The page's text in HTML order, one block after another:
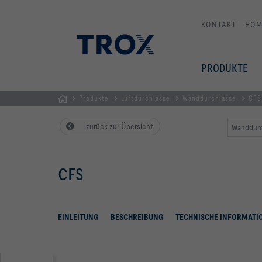
KONTAKT
PRODUKTE
Produkte Luftdurchlässe Wanddurchlässe CFS
zurück zur Übersicht
CFS
EINLEITUNG BESCHREIBUNG TECHNISCHE